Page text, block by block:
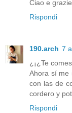
Ciao e
Rispondi
190.arch 7
¿¡¿Te
Ahora sí me
con las de
cordero y
Rispondi